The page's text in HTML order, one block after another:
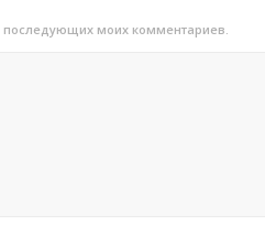
последующих моих комментариев.